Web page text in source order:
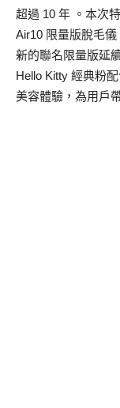
超過 10 年 。本次
Air10 限量版脫毛
新的聯名限量版延
Hello Kitty 經典粉
美容體驗，為用戶